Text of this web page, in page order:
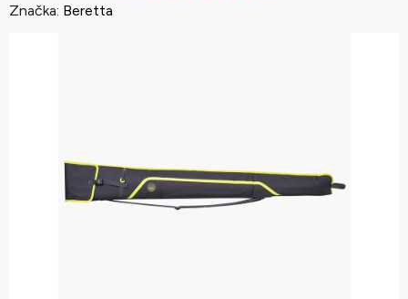
hodnocení
hvězdiček.
Značka: Beretta